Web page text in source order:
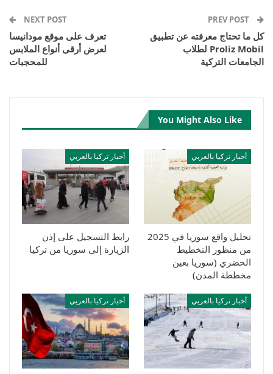
كل ما تحتاج معرفته عن تطبيق
Proliz Mobil لطلاب
الجامعات التركية
NEXT POST
تعرف على موقع مودانيسا
لعرض أرقى أنواع الملابس
للمحجبات
You Might Also Like
أخبار تركيا بالعربي
تحليل واقع سوريا في 2025
من منظور التخطيط
الحضري (سوريا بعين
مخططة المدن)
أخبار تركيا بالعربي
رابط التسجيل على إذن
الزيارة إلى سوريا من تركيا
أخبار تركيا بالعربي أخبار تركيا بالعربي